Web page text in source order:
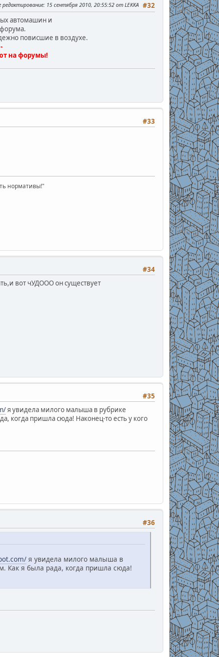
#32
редактирование: 15 сентября 2010, 20:55:52 от LEKKA
автомашин и
форума.
повисшие в воздухе.
на форумы!
#33
нормативы!"
#34
вот чУДООО он существует
#35
я увидела милого малыша в рубрике
когда пришла сюда! Наконец-то есть у кого
#36
я увидела милого малыша в
Как я была рада, когда пришла сюда!